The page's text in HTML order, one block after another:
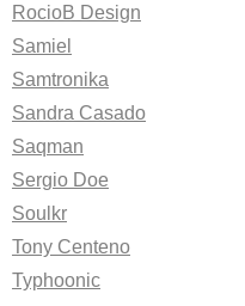
RocioB Design
Samiel
Samtronika
Sandra Casado
Saqman
Sergio Doe
Soulkr
Tony Centeno
Typhoonic